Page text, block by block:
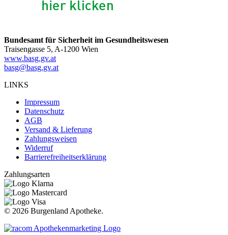
Bundesamt für Sicherheit im Gesundheitswesen
Traisengasse 5, A-1200 Wien
www.basg.gv.at
basg@basg.gv.at
LINKS
Impressum
Datenschutz
AGB
Versand & Lieferung
Zahlungsweisen
Widerruf
Barrierefreiheitserklärung
Zahlungsarten
© 2026 Burgenland Apotheke.